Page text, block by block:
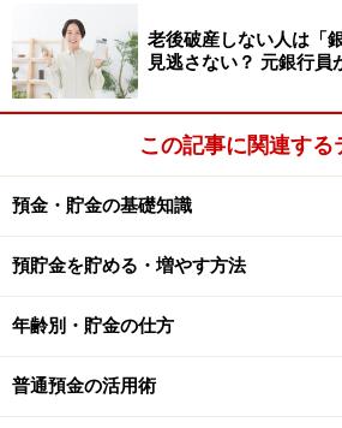
します。
ネット銀行は一般の銀行よりも預金
多く、お金を貯めるのに適した銀
に比べ、ネット銀行は増えてきてい
金利などを比較して、この機会に口
もよいですね。
老後破産しない人は「
見逃さない？ 元銀行員
この記事に関連する
預金・貯金の基礎知識
預貯金を貯める・増やす方法
年齢別・貯金の仕方
普通預金の活用術